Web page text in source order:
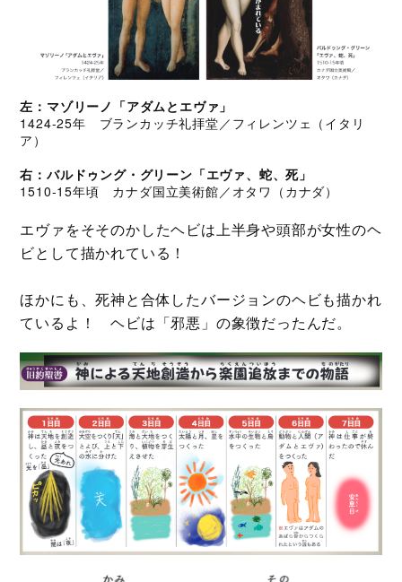
左：マゾリーノ「アダムとエヴァ」
1424-25年 ブランカッチ礼拝堂／フィレンツェ（イタリ
ア）
右：バルドゥング・グリーン「エヴァ、蛇、死」
1510-15年頃 カナダ国立美術館／オタワ（カナダ）
エヴァをそそのかしたヘビは上半身や頭部が女性のヘ
ビとして描かれている！
ほかにも、死神と合体したバージョンのヘビも描かれ
ているよ！ ヘビは「邪悪」の象徴だったんだ。